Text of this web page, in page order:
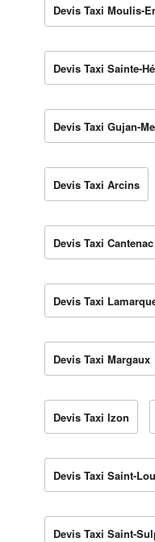
Devis Taxi Moulis-
Devis Taxi Sainte-
Devis Taxi Gujan-
Devis Taxi Arcins
Devis Taxi Cantenac
Devis Taxi
Devis Taxi Margaux
Devis Taxi Izon
Devis Taxi Saint-
Devis Taxi Saint-